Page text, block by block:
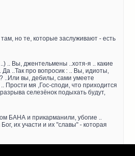
но те, которые заслуживают - есть
.. Вы, джентельмены ..хотя-я .. какие
..Так про вопросик : .. Вы, идиоты,
..Или вы, дебилы, сами умеете
Прости мя ,Гос-споди, что приходится
селезёнок подыхать будут,
БАНА и прикарманили, убогие ..
их участи и их "славы" - которая